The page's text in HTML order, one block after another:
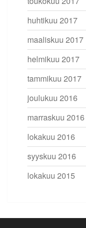
huhtikuu 2017
maaliskuu 2017
helmikuu 2017
tammikuu 2017
joulukuu 2016
marraskuu 2016
lokakuu 2016
syyskuu 2016
lokakuu 2015